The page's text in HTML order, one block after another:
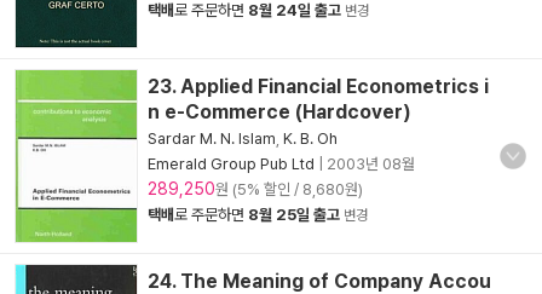
택배로 주문하면 8월 24일 출고 변경
23. Applied Financial Econometrics i
n e-Commerce (Hardcover)
Sardar M. N. Islam K. B. Oh
Emerald Group Pub Ltd
2003년 08월
289,250원 (5% 할인 / 8,680원)
택배로 주문하면 8월 25일 출고 변경
24. The Meaning of Company Accou